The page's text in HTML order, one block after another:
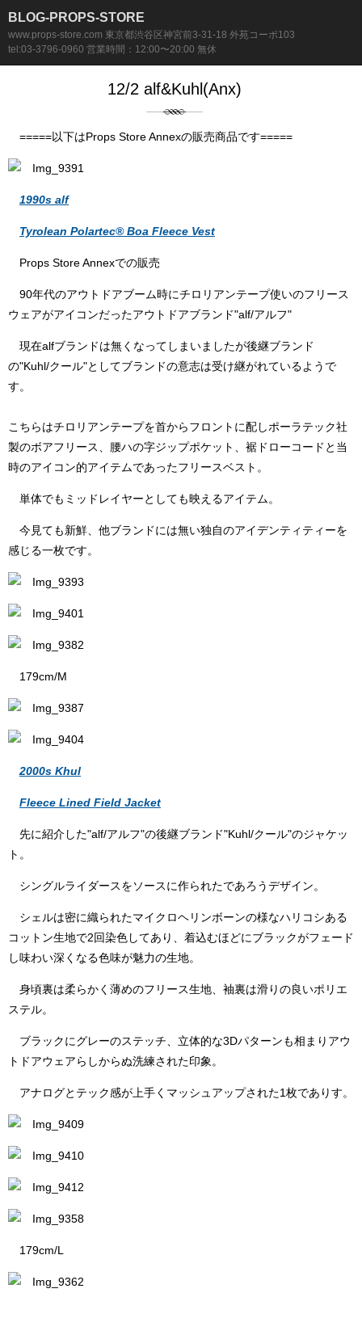
BLOG-PROPS-STORE
www.props-store.com 東京都渋谷区神宮前3-31-18 外苑コーポ103
tel:03-3796-0960 営業時間：12:00〜20:00 無休
12/2 alf&Kuhl(Anx)
=====以下はProps Store Annexの販売商品です=====
1990s alf
Tyrolean Polartec® Boa Fleece Vest
Props Store Annexでの販売
90年代のアウトドアブーム時にチロリアンテープ使いのフリース
ウェアがアイコンだったアウトドアブランド"alf/アルフ"
現在alfブランドは無くなってしまいましたが後継ブランド
の"Kuhl/クール"としてブランドの意志は受け継がれているようで
す。
こちらはチロリアンテープを首からフロントに配しポーラテック社
製のボアフリース、腰ハの字ジップポケット、裾ドローコードと当
時のアイコン的アイテムであったフリースベスト。
単体でもミッドレイヤーとしても映えるアイテム。
今見ても新鮮、他ブランドには無い独自のアイデンティティーを
感じる一枚です。
179cm/M
2000s Khul
Fleece Lined Field Jacket
先に紹介した"alf/アルフ"の後継ブランド"Kuhl/クール"のジャケッ
ト。
シングルライダースをソースに作られたであろうデザイン。
シェルは密に織られたマイクロヘリンボーンの様なハリコシある
コットン生地で2回染色してあり、着込むほどにブラックがフェード
し味わい深くなる色味が魅力の生地。
身頃裏は柔らかく薄めのフリース生地、袖裏は滑りの良いポリエ
ステル。
ブラックにグレーのステッチ、立体的な3Dパターンも相まりアウ
トドアウェアらしからぬ洗練された印象。
アナログとテック感が上手くマッシュアップされた1枚でありす。
179cm/L